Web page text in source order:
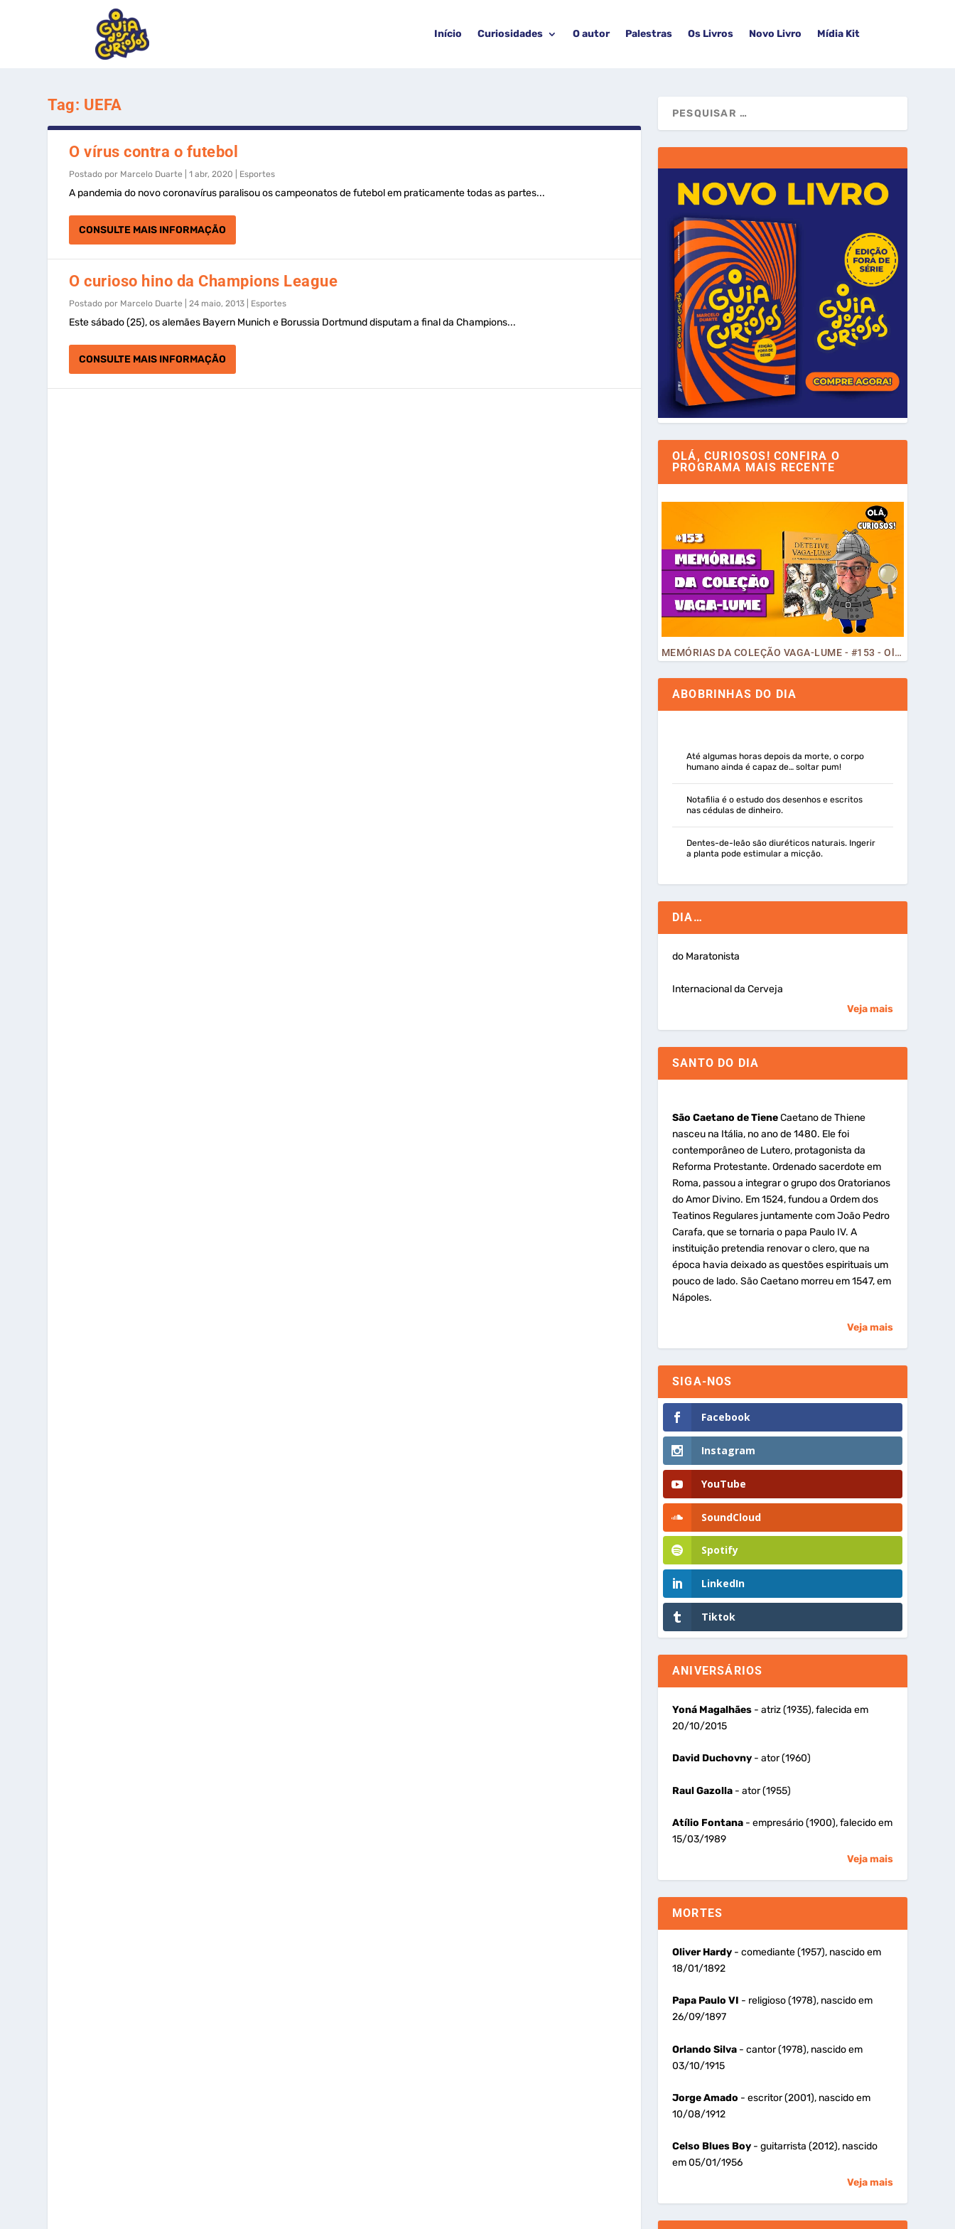
Início Curiosidades O autor Palestras Os Livros Novo Livro Mídia Kit
Tag: UEFA
O vírus contra o futebol
Postado por Marcelo Duarte |1 abr, 2020 Esportes
A pandemia do novo coronavírus paralisou os campeonatos de futebol em praticamente todas as partes...
CONSULTE MAIS INFORMAÇÃO
O curioso hino da Champions League
Postado por Marcelo Duarte |24 maio, 2013 Esportes
Este sábado (25), os alemães Bayern Munich e Borussia Dortmund disputam a final da Champions...
CONSULTE MAIS INFORMAÇÃO
OLÁ, CURIOSOS! CONFIRA O
PROGRAMA MAIS RECENTE
MEMÓRIAS DA COLEÇÃO VAGA-LUME - #153 - Olá, Curiosos! 2023
ABOBRINHAS DO DIA
Até algumas horas depois da morte, o corpo
humano ainda é capaz de… soltar pum!
Notafilia é o estudo dos desenhos e escritos
nas cédulas de dinheiro.
Dentes-de-leão são diuréticos naturais. Ingerir
a planta pode estimular a micção.
DIA…
do Maratonista
Internacional da Cerveja
Veja mais
SANTO DO DIA
São Caetano de TieneCaetano de Thiene
nasceu na Itália, no ano de 1480. Ele foi
contemporâneo de Lutero, protagonista da
Reforma Protestante. Ordenado sacerdote em
Roma, passou a integrar o grupo dos Oratorianos
do Amor Divino. Em 1524, fundou a Ordem dos
Teatinos Regulares juntamente com João Pedro
Carafa, que se tornaria o papa Paulo IV. A
instituição pretendia renovar o clero, que na
época havia deixado as questões espirituais um
pouco de lado. São Caetano morreu em 1547, em
Nápoles.
Veja mais
SIGA-NOS
Facebook
Instagram
YouTube
SoundCloud
Spotify
LinkedIn
Tiktok
ANIVERSÁRIOS
Yoná Magalhães- atriz (1935), falecida em
20/10/2015
David Duchovny- ator (1960)
Raul Gazolla- ator (1955)
Atílio Fontana- empresário (1900), falecido em
15/03/1989
Veja mais
MORTES
Oliver Hardy- comediante (1957), nascido em
18/01/1892
Papa Paulo VI - religioso (1978), nascido em
26/09/1897
Orlando Silva- cantor (1978), nascido em
03/10/1915
Jorge Amado - escritor (2001), nascido em
10/08/1912
Celso Blues Boy- guitarrista (2012), nascido
em 05/01/1956
Veja mais